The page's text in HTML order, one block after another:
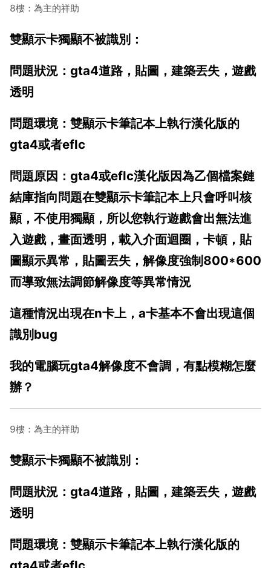
8樓：為主的祥助
雙顯示卡獨顯不被識別：
問題狀況：gta4道路，貼圖，建築丟失，遊戲
透明
問題環境：雙顯示卡筆記本上執行漢化版的
gta4或者eflc
問題原因：gta4或eflc漢化版因為乙個檔案鏈
結庫指向問題在雙顯示卡筆記本上只會呼叫核
顯，不使用獨顯，所以您執行遊戲會出無法進
入遊戲，畫面透明，載入介面迴圈，卡頓，貼
圖顯示異常，貼圖丟失，解像度強制800*600
而導致無法調節解像度等異常情況
這種情況出現在n卡上，a卡基本不會出現這個
識別bug
我的電腦玩gta4解像度不會調，有點模糊怎麼
辦？
9樓：為主的祥助
雙顯示卡獨顯不被識別：
問題狀況：gta4道路，貼圖，建築丟失，遊戲
透明
問題環境：雙顯示卡筆記本上執行漢化版的